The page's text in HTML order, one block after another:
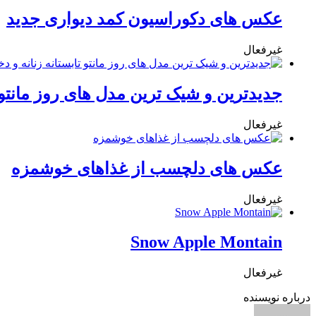
عکس های دکوراسیون کمد دیواری جدید
غیرفعال
جدیدترین و شیک ترین مدل های روز مانتو
غیرفعال
عکس های دلچسب از غذاهای خوشمزه
غیرفعال
Snow Apple Montain
غیرفعال
درباره نویسنده